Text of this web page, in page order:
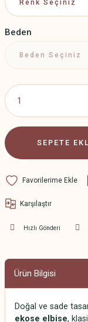
Beden
SEPETE
Karşılaştır
Hızlı Gönderi
Ürün Bilgisi
Doğal ve sade
ekose elbise,